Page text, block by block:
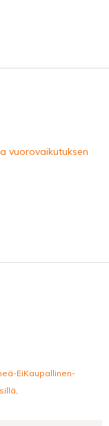
vuorovaikutuksen
EiKaupallinen-
.